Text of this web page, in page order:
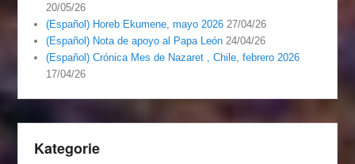
20/05/26
(Español) Horeb Ekumene, mayo 2026 27/04/26
(Español) Nota de apoyo al Papa León 24/04/26
(Español) Crónica Mes de Nazaret , Chile, febrero 2026
17/04/26
Kategorie